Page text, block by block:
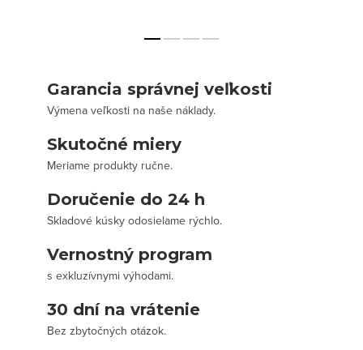
Garancia správnej veľkosti
Výmena veľkosti na naše náklady.
Skutočné miery
Meriame produkty ručne.
Doručenie do 24 h
Skladové kúsky odosielame rýchlo.
Vernostný program
s exkluzívnymi výhodami.
30 dní na vrátenie
Bez zbytočných otázok.